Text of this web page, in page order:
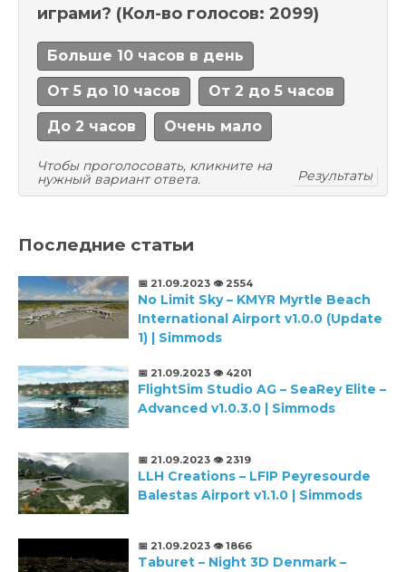
играми? (Кол-во голосов: 2099)
Больше 10 часов в день
От 5 до 10 часов От 2 до 5 часов
До 2 часов Очень мало
Чтобы проголосовать, кликните на
нужный вариант ответа.
Результаты
Последние статьи
📅 21.09.2023 👁️ 2554
No Limit Sky – KMYR Myrtle Beach
International Airport v1.0.0 (Update
1) | Simmods
📅 21.09.2023 👁️ 4201
FlightSim Studio AG – SeaRey Elite –
Advanced v1.0.3.0 | Simmods
📅 21.09.2023 👁️ 2319
LLH Creations – LFIP Peyresourde
Balestas Airport v1.1.0 | Simmods
📅 21.09.2023 👁️ 1866
Taburet – Night 3D Denmark –